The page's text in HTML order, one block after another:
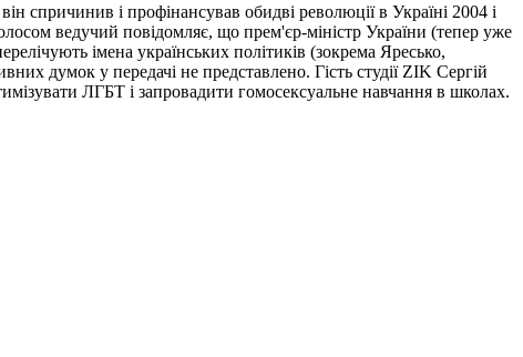
і профінансував обидві революції в Україні 2004 і
ведучий повідомляє, що прем'єр-міністр України (тепер уже
імена українських політиків (зокрема Яресько,
думок у передачі не представлено. Гість студії ZIK Сергій
ЛГБТ і запровадити гомосексуальне навчання в школах.